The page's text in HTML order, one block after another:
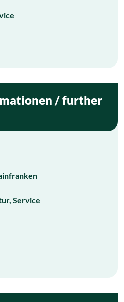
/ further
Service